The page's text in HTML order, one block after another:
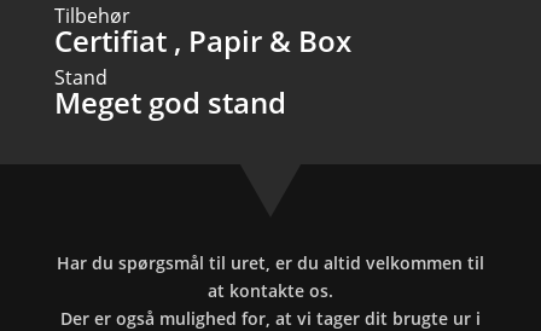
Tilbehør
Certifiat , Papir & Box
Stand
Meget god stand
Har du spørgsmål til uret, er du altid velkommen til
at kontakte os.
Der er også mulighed for, at vi tager dit brugte ur i